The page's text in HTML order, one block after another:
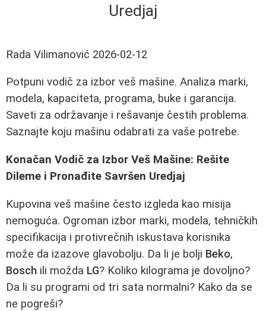
Uredjaj
Rada Vilimanović 2026-02-12
Potpuni vodič za izbor veš mašine. Analiza marki,
modela, kapaciteta, programa, buke i garancija.
Saveti za održavanje i rešavanje čestih problema.
Saznajte koju mašinu odabrati za vaše potrebe.
Konačan Vodič za Izbor Veš Mašine: Rešite
Dileme i Pronađite Savršen Uredjaj
Kupovina veš mašine često izgleda kao misija
nemoguća. Ogroman izbor marki, modela, tehničkih
specifikacija i protivrečnih iskustava korisnika
može da izazove glavobolju. Da li je bolji Beko,
Bosch ili možda LG? Koliko kilograma je dovoljno?
Da li su programi od tri sata normalni? Kako da se
ne pogreši?